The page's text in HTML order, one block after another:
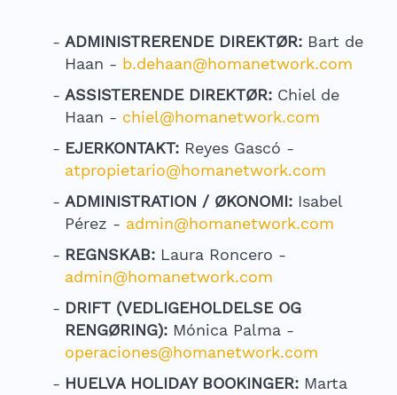
ADMINISTRERENDE DIREKTØR:Bart de
Haan - b.dehaan@homanetwork.com
ASSISTERENDE DIREKTØR:Chiel de
Haan - chiel@homanetwork.com
EJERKONTAKT:Reyes Gascó -
atpropietario@homanetwork.com
ADMINISTRATION / ØKONOMI:Isabel
Pérez - admin@homanetwork.com
REGNSKAB:Laura Roncero -
admin@homanetwork.com
DRIFT (VEDLIGEHOLDELSE OG
RENGØRING):Mónica Palma -
operaciones@homanetwork.com
HUELVA HOLIDAY BOOKINGER:Marta